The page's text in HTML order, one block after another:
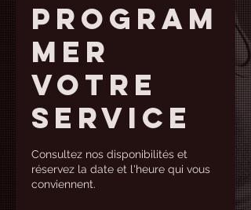
Program
mer
votre
service
Consultez nos disponibilités et
réservez la date et l'heure qui vous
conviennent.